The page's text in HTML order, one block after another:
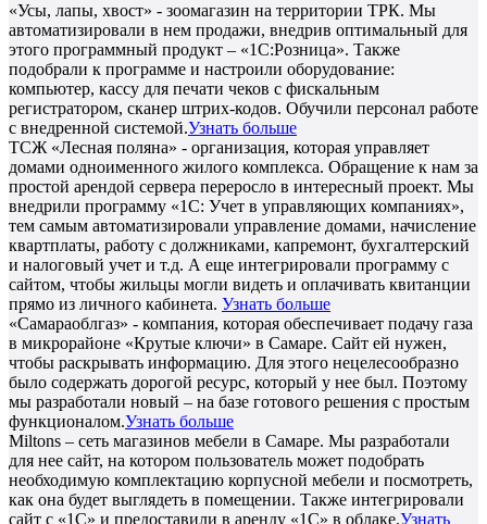
«Усы, лапы, хвост» - зоомагазин на территории ТРК. Мы
автоматизировали в нем продажи, внедрив оптимальный для
этого программный продукт – «1С:Розница». Также
подобрали к программе и настроили оборудование:
компьютер, кассу для печати чеков с фискальным
регистратором, сканер штрих-кодов. Обучили персонал работе
с внедренной системой.Узнать больше
ТСЖ «Лесная поляна» - организация, которая управляет
домами одноименного жилого комплекса. Обращение к нам за
простой арендой сервера переросло в интересный проект. Мы
внедрили программу «1С: Учет в управляющих компаниях»,
тем самым автоматизировали управление домами, начисление
квартплаты, работу с должниками, капремонт, бухгалтерский
и налоговый учет и т.д. А еще интегрировали программу с
сайтом, чтобы жильцы могли видеть и оплачивать квитанции
прямо из личного кабинета. Узнать больше
«Самараоблгаз» - компания, которая обеспечивает подачу газа
в микрорайоне «Крутые ключи» в Самаре. Сайт ей нужен,
чтобы раскрывать информацию. Для этого нецелесообразно
было содержать дорогой ресурс, который у нее был. Поэтому
мы разработали новый – на базе готового решения с простым
функционалом.Узнать больше
Miltons – сеть магазинов мебели в Самаре. Мы разработали
для нее сайт, на котором пользователь может подобрать
необходимую комплектацию корпусной мебели и посмотреть,
как она будет выглядеть в помещении. Также интегрировали
сайт с «1С» и предоставили в аренду «1С» в облаке.Узнать